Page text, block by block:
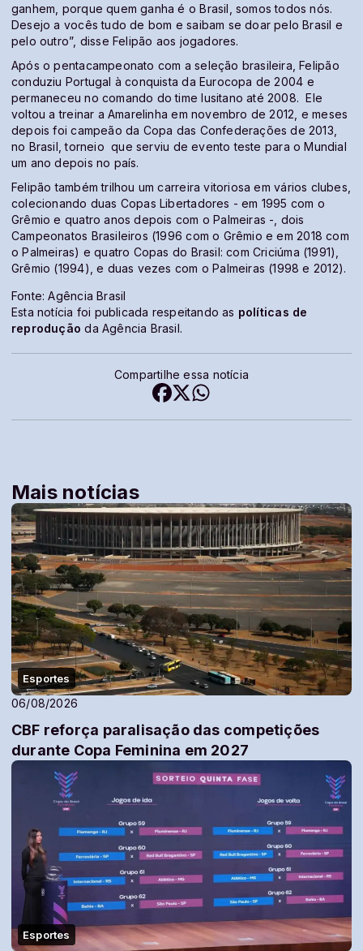
ganhem, porque quem ganha é o Brasil, somos todos nós.
Desejo a vocês tudo de bom e saibam se doar pelo Brasil e
pelo outro”, disse Felipão aos jogadores.
Após o pentacampeonato com a seleção brasileira, Felipão
conduziu Portugal à conquista da Eurocopa de 2004 e
permaneceu no comando do time lusitano até 2008. Ele
voltou a treinar a Amarelinha em novembro de 2012, e meses
depois foi campeão da Copa das Confederações de 2013,
no Brasil, torneio que serviu de evento teste para o Mundial
um ano depois no país.
Felipão também trilhou um carreira vitoriosa em vários clubes,
colecionando duas Copas Libertadores - em 1995 com o
Grêmio e quatro anos depois com o Palmeiras -, dois
Campeonatos Brasileiros (1996 com o Grêmio e em 2018 com
o Palmeiras) e quatro Copas do Brasil: com Criciúma (1991),
Grêmio (1994), e duas vezes com o Palmeiras (1998 e 2012).
Fonte: Agência Brasil
Esta notícia foi publicada respeitando as políticas de
reprodução da Agência Brasil.
Compartilhe essa notícia
Mais notícias
Esportes
06/08/2026
CBF reforça paralisação das competições
durante Copa Feminina em 2027
Esportes